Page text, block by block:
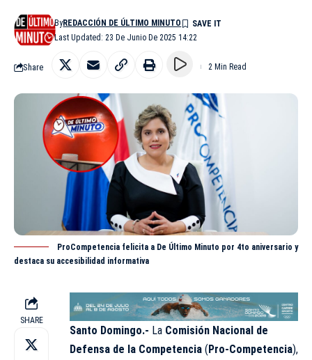
Last Updated: 23 De Junio De 2025 14:22
ByREDACCIÓN DE ÚLTIMO MINUTO
Share 2 Min Read
ProCompetencia felicita a De Último Minuto por 4to aniversario y
destaca su accesibilidad informativa
SHARE
Santo Domingo.- La Comisión Nacional de
Defensa de la Competencia (Pro-Competencia),